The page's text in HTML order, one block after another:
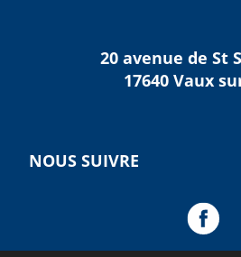
20 avenue de St
17640 Vaux
NOUS SUIVRE